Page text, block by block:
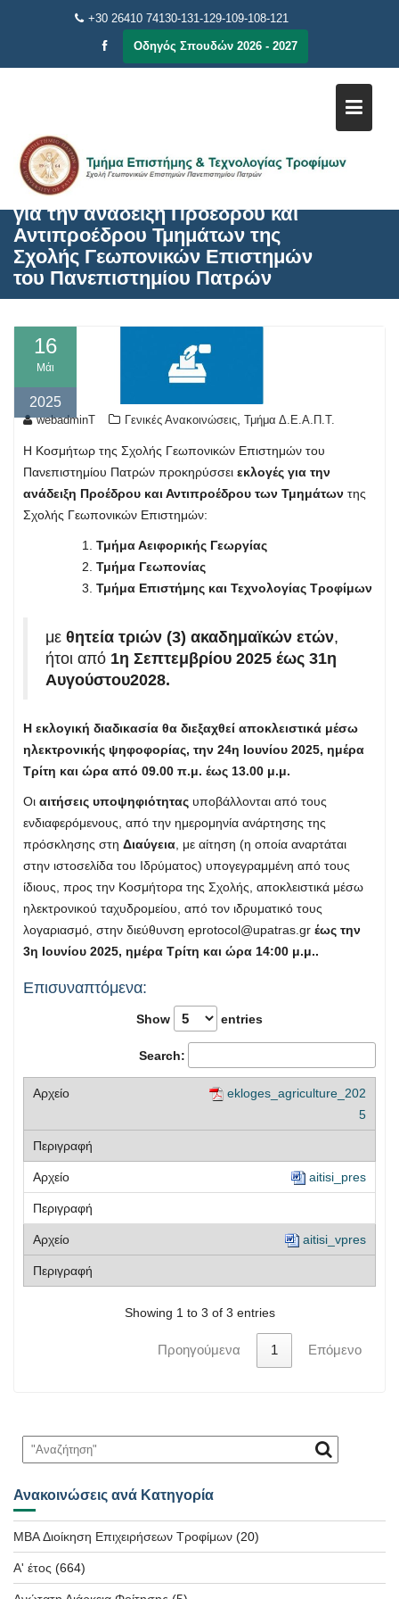
+30 26410 74130-131-129-109-108-121
Οδηγός Σπουδών 2026 - 2027
Προκήρυξη διενέργειας εκλογών
για την ανάδειξη Προέδρου και
Αντιπροέδρου Τμημάτων της
Σχολής Γεωπονικών Επιστημών
του Πανεπιστημίου Πατρών
16
Μάι
2025
webadminT Γενικές Ανακοινώσεις Τμήμα Δ.Ε.Α.Π.Τ.
Η Κοσμήτωρ της Σχολής Γεωπονικών Επιστημών του
Πανεπιστημίου Πατρών προκηρύσσει εκλογές για την
ανάδειξη Προέδρου και Αντιπροέδρου των Τμημάτων της
Σχολής Γεωπονικών Επιστημών:
Τμήμα Αειφορικής Γεωργίας
Τμήμα Γεωπονίας
Τμήμα Επιστήμης και Τεχνολογίας Τροφίμων
με θητεία τριών (3) ακαδημαϊκών ετών,
ήτοι από 1η Σεπτεμβρίου 2025 έως 31η
Αυγούστου2028.
Η εκλογική διαδικασία θα διεξαχθεί αποκλειστικά μέσω
ηλεκτρονικής ψηφοφορίας, την 24η Ιουνίου 2025, ημέρα
Τρίτη και ώρα από 09.00 π.μ. έως 13.00 μ.μ.
Οι αιτήσεις υποψηφιότητας υποβάλλονται από τους
ενδιαφερόμενους, από την ημερομηνία ανάρτησης της
πρόσκλησης στη Διαύγεια , με αίτηση (η οποία αναρτάται
στην ιστοσελίδα του Ιδρύματος) υπογεγραμμένη από τους
ίδιους, προς την Κοσμήτορα της Σχολής, αποκλειστικά μέσω
ηλεκτρονικού ταχυδρομείου, από τον ιδρυματικό τους
λογαριασμό, στην διεύθυνση eprotocol@upatras.gr έως την
3η Ιουνίου 2025, ημέρα Τρίτη και ώρα 14:00 μ.μ..
Επισυναπτόμενα:
Show entries
Search:
ekloges_agriculture_202
5
aitisi_pres
aitisi_vpres
Showing 1 to 3 of 3 entries
Προηγούμενα 1 Επόμενο
Ανακοινώσεις ανά Κατηγορία
MBA Διοίκηση Επιχειρήσεων Τροφίμων (20)
Α' έτος (664)